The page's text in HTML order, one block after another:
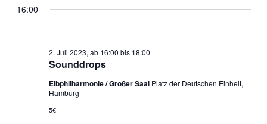
16:00
Sounddrops
2. Juli 2023, ab 16:00 bis 18:00
Elbphilharmonie / Großer Saal Platz der Deutschen Einheit,
Hamburg
5€